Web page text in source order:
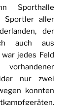
Sporthalle
Sportler aller
der
auch aus
jedes Feld
nur zwei
konnten